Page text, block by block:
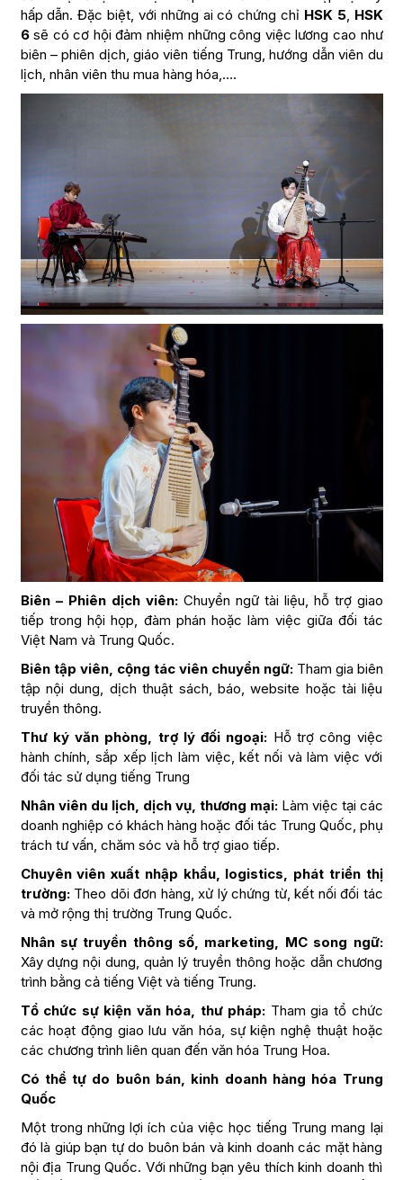
hấp dẫn. Đặc biệt, với những ai có chứng chỉ HSK 5, HSK
6sẽ có cơ hội đảm nhiệm những công việc lương cao như
biên – phiên dịch, giáo viên tiếng Trung, hướng dẫn viên du
lịch, nhân viên thu mua hàng hóa,….
Biên – Phiên dịch viên:Chuyển ngữ tài liệu, hỗ trợ giao
tiếp trong hội họp, đàm phán hoặc làm việc giữa đối tác
Việt Nam và Trung Quốc.
Biên tập viên, cộng tác viên chuyển ngữ:Tham gia biên
tập nội dung, dịch thuật sách, báo, website hoặc tài liệu
truyền thông.
Thư ký văn phòng, trợ lý đối ngoại: Hỗ trợ công việc
hành chính, sắp xếp lịch làm việc, kết nối và làm việc với
đối tác sử dụng tiếng Trung
Nhân viên du lịch, dịch vụ, thương mại:Làm việc tại các
doanh nghiệp có khách hàng hoặc đối tác Trung Quốc, phụ
trách tư vấn, chăm sóc và hỗ trợ giao tiếp.
Chuyên viên xuất nhập khẩu, logistics, phát triển thị
trường:Theo dõi đơn hàng, xử lý chứng từ, kết nối đối tác
và mở rộng thị trường Trung Quốc.
Nhân sự truyền thông số, marketing, MC song ngữ:
Xây dựng nội dung, quản lý truyền thông hoặc dẫn chương
trình bằng cả tiếng Việt và tiếng Trung.
Tổ chức sự kiện văn hóa, thư pháp: Tham gia tổ chức
các hoạt động giao lưu văn hóa, sự kiện nghệ thuật hoặc
các chương trình liên quan đến văn hóa Trung Hoa.
Có thể tự do buôn bán, kinh doanh hàng hóa Trung
Quốc
Một trong những lợi ích của việc học tiếng Trung mang lại
đó là giúp bạn tự do buôn bán và kinh doanh các mặt hàng
nội địa Trung Quốc. Với những bạn yêu thích kinh doanh thì